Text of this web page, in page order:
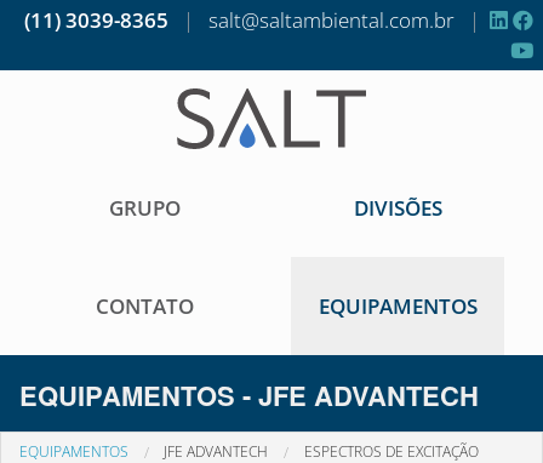
(11) 3039-8365 | salt@saltambiental.com.br |
GRUPO DIVISÕES
CONTATO EQUIPAMENTOS
EQUIPAMENTOS - JFE ADVANTECH
EQUIPAMENTOS JFE ADVANTECH ESPECTROS DE EXCITAÇÃO